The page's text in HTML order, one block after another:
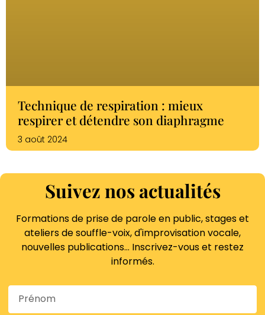
Technique de respiration : mieux
respirer et détendre son diaphragme
3 août 2024
Suivez nos actualités
Formations de prise de parole en public, stages et
ateliers de souffle-voix, d'improvisation vocale,
nouvelles publications… Inscrivez-vous et restez
informés.